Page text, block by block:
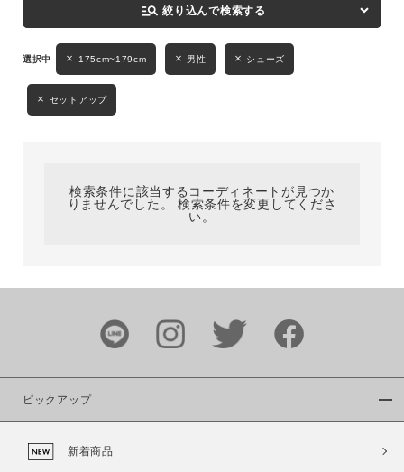
性別
MENS LADIES
ブランド
カラー
manage_search 絞り込んで検索する
175cm~179cm 男性 シューズ
セットアップ
検索条件に該当するコーディネートが見つか
りませんでした。 検索条件を変更してくださ
い。
ピックアップ
新着商品